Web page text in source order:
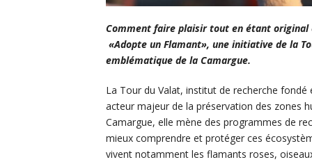
Comment faire plaisir tout en étant original
«Adopte un Flamant», une initiative de la
emblématique de la Camargue.
La Tour du Valat, institut de recherche
acteur majeur de la préservation des zones
Camargue, elle mène des programmes de
mieux comprendre et protéger ces
vivent notamment les flamants roses,